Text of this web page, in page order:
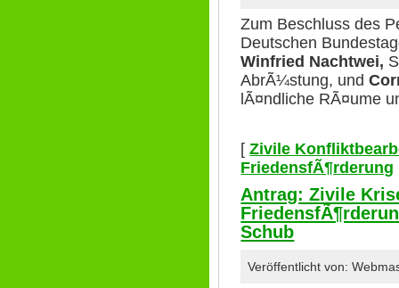
Zum Beschluss des
Deutschen
Winfried Nachtwei,
AbrÃ¼stung, und
lÃ¤ndliche RÃ¤ume
[Zivile
FriedensfÃ¶rderung
Antrag: Zivile
Schub
Veröffentlicht von: